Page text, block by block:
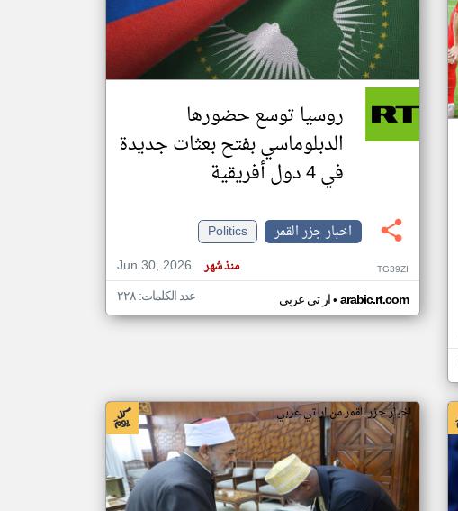
تغيير الدولة
اخبار جزر القمر على مدار الساعة
أهم اخبار جزر القمر العاجلة والمباشرة
روسيا توسع حضورها
الدبلوماسي بفتح بعثات جديدة
في 4 دول أفريقية
اخبار جزر القمر
Politics
Jun 30, 2026
منذ شهر TG39ZI
ار تي عربي• arabic.rt.com عدد الكلمات: ٢٢٨
اخبار جزر القمر من ار تي عربي
klyoum.com